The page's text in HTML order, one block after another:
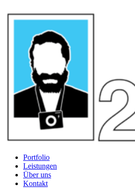
Portfolio
Leistungen
Über uns
Kontakt